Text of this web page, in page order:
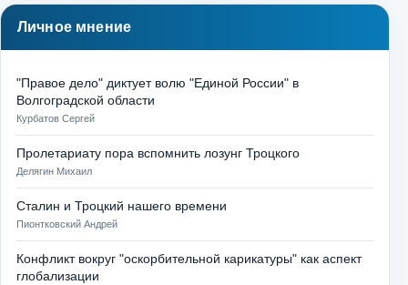
Личное мнение
"Правое дело" диктует волю "Единой России" в
Волгоградской области
Курбатов Сергей
Пролетариату пора вспомнить лозунг Троцкого
Делягин Михаил
Сталин и Троцкий нашего времени
Пионтковский Андрей
Конфликт вокруг "оскорбительной карикатуры" как аспект
глобализации